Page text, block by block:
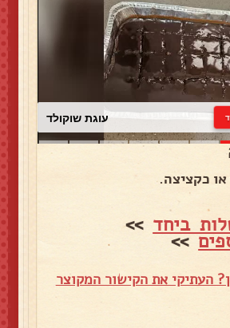
עוגת שוקולד
כקציצה.
ביחד >>
>>
העתיקי את הקישור המקוצר